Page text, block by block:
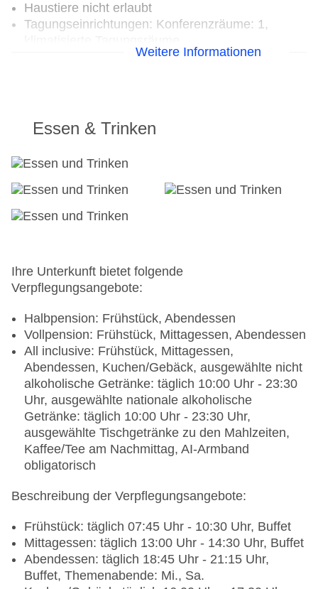
Haustiere nicht erlaubt
Tagungseinrichtungen: Konferenzräume: 1,
Weitere Informationen
Essen & Trinken
Ihre Unterkunft bietet folgende
Verpflegungsangebote:
Halbpension: Frühstück, Abendessen
Vollpension: Frühstück, Mittagessen, Abendessen
All inclusive: Frühstück, Mittagessen,
Abendessen, Kuchen/Gebäck, ausgewählte nicht
alkoholische Getränke: täglich 10:00 Uhr - 23:30
Uhr, ausgewählte nationale alkoholische
Getränke: täglich 10:00 Uhr - 23:30 Uhr,
ausgewählte Tischgetränke zu den Mahlzeiten,
Kaffee/Tee am Nachmittag, AI-Armband
obligatorisch
Beschreibung der Verpflegungsangebote:
Frühstück: täglich 07:45 Uhr - 10:30 Uhr, Buffet
Mittagessen: täglich 13:00 Uhr - 14:30 Uhr, Buffet
Abendessen: täglich 18:45 Uhr - 21:15 Uhr,
Buffet, Themenabende: Mi., Sa.